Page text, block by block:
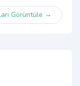
Görüntüle →